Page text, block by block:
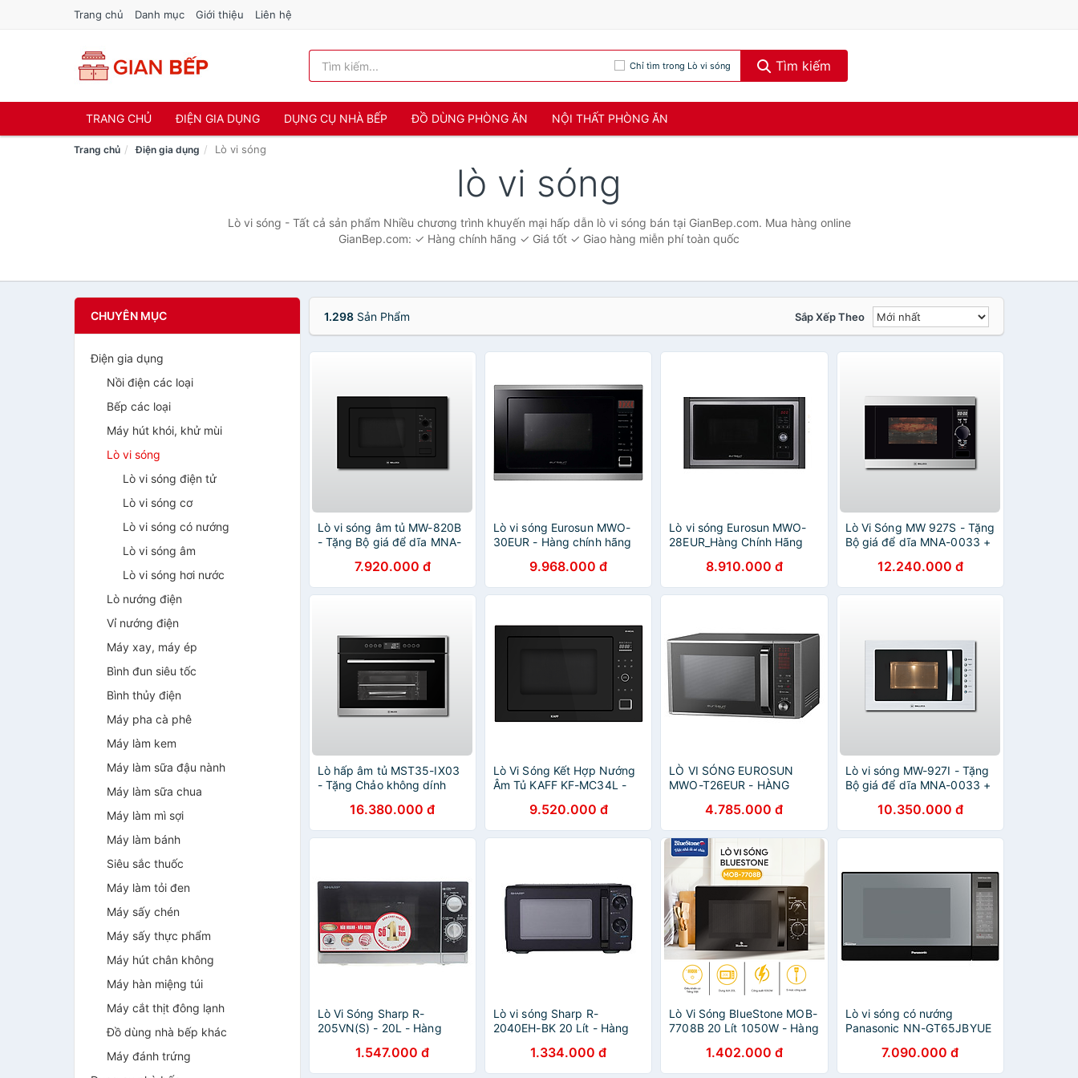
Trang chủ Danh mục Giới thiệu Liên hệ
Chỉ tìm trong Lò vi sóng Tìm kiếm
TRANG CHỦ ĐIỆN GIA DỤNG DỤNG CỤ NHÀ BẾP ĐỒ DÙNG PHÒNG ĂN NỘI THẤT PHÒNG ĂN
Trang chủ Điện gia dụng Lò vi sóng
lò vi sóng
Lò vi sóng - Tất cả sản phẩm Nhiều chương trình khuyến mại hấp dẫn lò vi sóng bán tại GianBep.com. Mua hàng online
GianBep.com: ✓ Hàng chính hãng ✓ Giá tốt ✓ Giao hàng miễn phí toàn quốc
CHUYÊN MỤC
Điện gia dụng
Nồi điện các loại
Bếp các loại
Máy hút khói, khử mùi
Lò vi sóng
Lò vi sóng điện tử
Lò vi sóng cơ
Lò vi sóng có nướng
Lò vi sóng âm
Lò vi sóng hơi nước
Lò nướng điện
Vỉ nướng điện
Máy xay, máy ép
Bình đun siêu tốc
Bình thủy điện
Máy pha cà phê
Máy làm kem
Máy làm sữa đậu nành
Máy làm sữa chua
Máy làm mì sợi
Máy làm bánh
Siêu sắc thuốc
Máy làm tỏi đen
Máy sấy chén
Máy sấy thực phẩm
Máy hút chân không
Máy hàn miệng túi
Máy cắt thịt đông lạnh
Đồ dùng nhà bếp khác
Máy đánh trứng
1.298Sản Phẩm Sắp Xếp Theo
Lò vi sóng âm tủ MW-820B
- Tặng Bộ giá để dĩa MNA-
MMPM-657A - Hàng chính
hãng
7.920.000 đ
Lò vi sóng Eurosun MWO-
30EUR - Hàng chính hãng
9.968.000 đ
Lò vi sóng Eurosun MWO-
28EUR_Hàng Chính Hãng
8.910.000 đ
Lò Vi Sóng MW 927S - Tặng
Bộ giá để dĩa MNA-0033 +
657A - Hàng chính hãng
12.240.000 đ
Lò hấp âm tủ MST35-IX03
- Tặng Chảo không dính
MDD-14028 - Hàng chính
hãng
16.380.000 đ
Lò Vi Sóng Kết Hợp Nướng
Âm Tủ KAFF KF-MC34L -
Hàng Chính Hãng
9.520.000 đ
LÒ VI SÓNG EUROSUN
MWO-T26EUR - HÀNG
4.785.000 đ
Lò vi sóng MW-927I - Tặng
Bộ giá để dĩa MNA-0033 +
657A - Hàng chính hãng
10.350.000 đ
Lò Vi Sóng Sharp R-
205VN(S) - 20L - Hàng
1.547.000 đ
Lò vi sóng Sharp R-
2040EH-BK 20 Lít - Hàng
1.334.000 đ
Lò Vi Sóng BlueStone MOB-
7708B 20 Lít 1050W - Hàng
1.402.000 đ
Lò vi sóng có nướng
Panasonic NN-GT65JBYUE
7.090.000 đ